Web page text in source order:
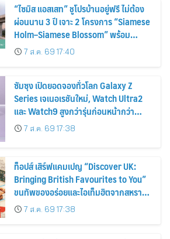
“ไซมิส แอสเสท” ชูโปรบ้านอยู่ฟรี ไม่ต้อง
ผ่อนนาน 3 ปี เจาะ 2 โครงการ “Siamese
Holm–Siamese Blossom” พร้อม
ส่วนลดและสิทธิพิเศษถึง 31 สิงหาคม
2569
7 ส.ค. 69 17:40
ซัมซุง เปิดยอดจองทั่วโลก Galaxy Z
Series เจเนอเรชันใหม่, Watch Ultra2
และ Watch9 สูงกว่ารุ่นก่อนหน้ากว่า
30%7 ส.ค. 69 17:38
ท็อปส์ เสิร์ฟแคมเปญ “Discover UK:
Bringing British Favourites to You”
ขนทัพของอร่อยและไอเท็มฮิตจากสหราช
อาณาจักร ส่งตรงถึงมือตั้งแต่วันนี้ – 18
สิงหาคมนี้
7 ส.ค. 69 17:38